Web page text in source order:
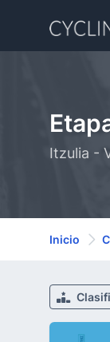
Itzulia -
Inicio